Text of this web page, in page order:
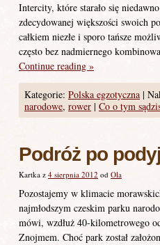
Intercity, które starało się
zdecydowanej większości swoich
całkiem niezłe i sporo tańsze
często bez nadmiernego
Continue reading »
Kategorie: Polska egzotyczna |
narodowe, rower | Co o tym
Podróż po
Kartka z 4 sierpnia 2012 od Ola
Pozostajemy w klimacie
najmłodszym czeskim parku
mówi, wzdłuż 40-kilometrowego
Znojmem. Choć park został